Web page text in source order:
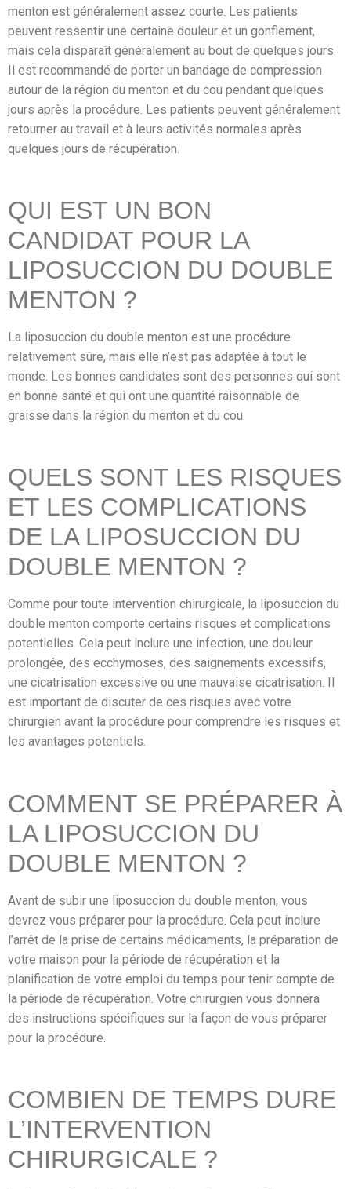
menton est généralement assez courte. Les patients
peuvent ressentir une certaine douleur et un gonflement,
mais cela disparaît généralement au bout de quelques jours.
Il est recommandé de porter un bandage de compression
autour de la région du menton et du cou pendant quelques
jours après la procédure. Les patients peuvent généralement
retourner au travail et à leurs activités normales après
quelques jours de récupération.
QUI EST UN BON
CANDIDAT POUR LA
LIPOSUCCION DU DOUBLE
MENTON ?
La liposuccion du double menton est une procédure
relativement sûre, mais elle n’est pas adaptée à tout le
monde. Les bonnes candidates sont des personnes qui sont
en bonne santé et qui ont une quantité raisonnable de
graisse dans la région du menton et du cou.
QUELS SONT LES RISQUES
ET LES COMPLICATIONS
DE LA LIPOSUCCION DU
DOUBLE MENTON ?
Comme pour toute intervention chirurgicale, la liposuccion du
double menton comporte certains risques et complications
potentielles. Cela peut inclure une infection, une douleur
prolongée, des ecchymoses, des saignements excessifs,
une cicatrisation excessive ou une mauvaise cicatrisation. Il
est important de discuter de ces risques avec votre
chirurgien avant la procédure pour comprendre les risques et
les avantages potentiels.
COMMENT SE PRÉPARER À
LA LIPOSUCCION DU
DOUBLE MENTON ?
Avant de subir une liposuccion du double menton, vous
devrez vous préparer pour la procédure. Cela peut inclure
l’arrêt de la prise de certains médicaments, la préparation de
votre maison pour la période de récupération et la
planification de votre emploi du temps pour tenir compte de
la période de récupération. Votre chirurgien vous donnera
des instructions spécifiques sur la façon de vous préparer
pour la procédure.
COMBIEN DE TEMPS DURE
L’INTERVENTION
CHIRURGICALE ?